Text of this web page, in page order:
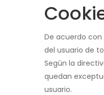
De acuerdo con
del usuario de
Según la
quedan
usuario.